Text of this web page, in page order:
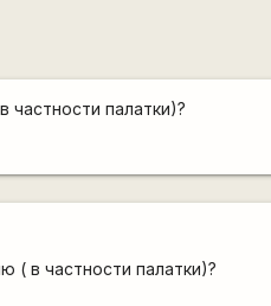
частности палатки)?
( в частности палатки)?